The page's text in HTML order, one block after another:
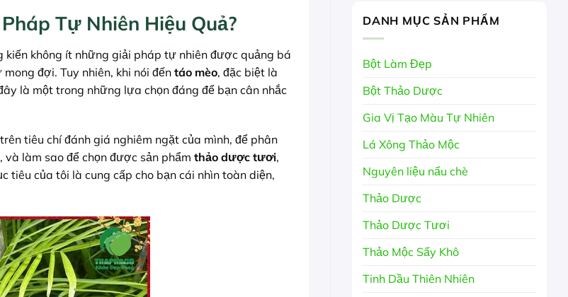
Tự Nhiên Hiệu Quả?
không ít những giải pháp tự nhiên được quảng bá
đợi. Tuy nhiên, khi nói đếntáo mèo, đặc biệt là
là một trong những lựa chọn đáng để bạn cân nhắc
tiêu chí đánh giá nghiêm ngặt của mình, để phân
và làm sao để chọn được sản phẩm thảo dược tươi,
tiêu của tôi là cung cấp cho bạn cái nhìn toàn diện,
DANH MỤC SẢN PHẨM
Bột Làm Đẹp
Bột Thảo Dược
Gia Vị Tạo Màu Tự Nhiên
Lá Xông Thảo Mộc
Nguyên liệu nấu chè
Thảo Dược
Thảo Dược Tươi
Thảo Mộc Sấy Khô
Tinh Dầu Thiên Nhiên